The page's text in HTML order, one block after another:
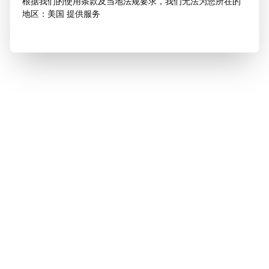
地区：美国 提供服务